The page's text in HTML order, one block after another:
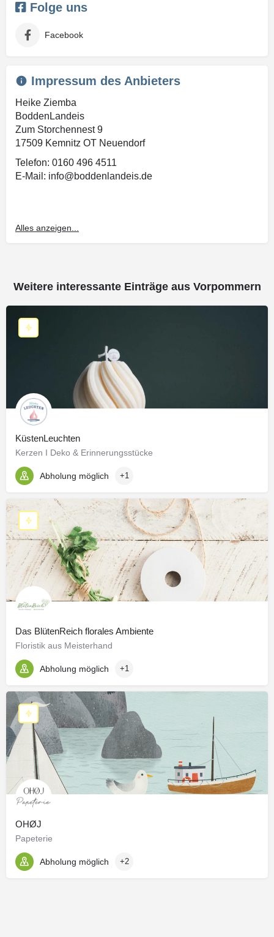
Folge uns
Facebook
Impressum des Anbieters
Heike Ziemba
BoddenLandeis
Zum Storchennest 9
17509 Kemnitz OT Neuendorf
Telefon: 0160 496 4511
E-Mail: info@boddenlandeis.de
Alles anzeigen...
Weitere interessante Einträge aus Vorpommern
KüstenLeuchten
Kerzen I Deko & Erinnerungsstücke
Abholung möglich +1
Das BlütenReich florales Ambiente
Floristik aus Meisterhand
Abholung möglich +1
OHØJ
Papeterie
Abholung möglich +2